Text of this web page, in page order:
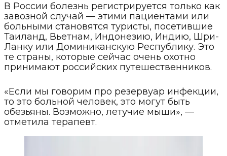
В России болезнь регистрируется только как
завозной случай — этими пациентами или
больными становятся туристы, посетившие
Таиланд, Вьетнам, Индонезию, Индию, Шри-
Ланку или Доминиканскую Республику. Это
те страны, которые сейчас очень охотно
принимают российских путешественников.
«Если мы говорим про резервуар инфекции,
то это больной человек, это могут быть
обезьяны. Возможно, летучие мыши», —
отметила терапевт.